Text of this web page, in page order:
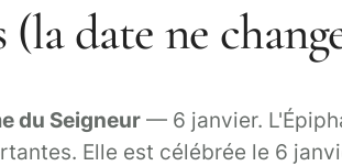
date ne
du Seigneur — 6 janvier.
Elle est célébrée le 6